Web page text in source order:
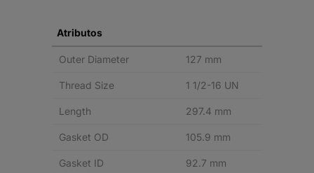
Atributos
Outer Diameter 127 mm
Thread Size 1 1/2-16 UN
Length 297.4 mm
Gasket OD 105.9 mm
Gasket ID 92.7 mm